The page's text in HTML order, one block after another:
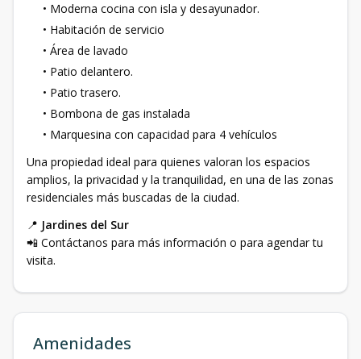
• Moderna cocina con isla y desayunador.
• Habitación de servicio
• Área de lavado
• Patio delantero.
• Patio trasero.
• Bombona de gas instalada
• Marquesina con capacidad para 4 vehículos
Una propiedad ideal para quienes valoran los espacios
amplios, la privacidad y la tranquilidad, en una de las zonas
residenciales más buscadas de la ciudad.
📍 Jardines del Sur
📲 Contáctanos para más información o para agendar tu
visita.
Amenidades